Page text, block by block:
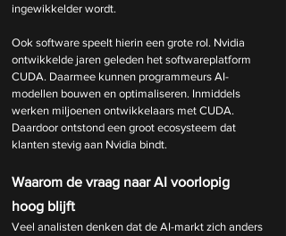
ingewikkelder wordt.
Ook software speelt hierin een grote rol. Nvidia
ontwikkelde jaren geleden het softwareplatform
CUDA. Daarmee kunnen programmeurs AI-
modellen bouwen en optimaliseren. Inmiddels
werken miljoenen ontwikkelaars met CUDA.
Daardoor ontstond een groot ecosysteem dat
klanten stevig aan Nvidia bindt.
Waarom de vraag naar AI voorlopig
hoog blijft
Veel analisten denken dat de AI-markt zich anders